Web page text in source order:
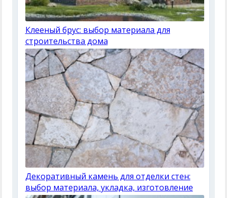
Клееный брус: выбор материала для
строительства дома
Декоративный камень для отделки стен:
выбор материала, укладка, изготовление